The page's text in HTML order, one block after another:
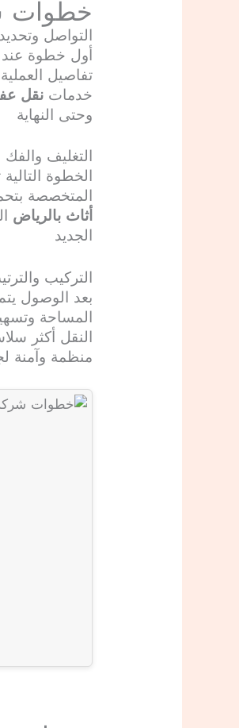
خطوات
التواصل
أول خطوة عند
تفاصيل
خدماتنقل
وحتى النهاية
التغليف والفك
الخطوة
المتخصصة
أثاث بالرياض
الجديد
التركيب
بعد الوصول
المساحة
النقل أكثر
منظمة وآمنة